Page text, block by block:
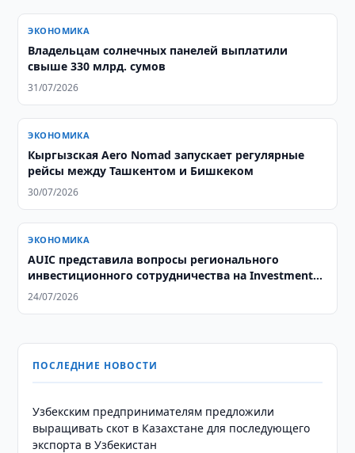
ЭКОНОМИКА
Владельцам солнечных панелей выплатили
свыше 330 млрд. сумов
31/07/2026
ЭКОНОМИКА
Кыргызская Aero Nomad запускает регулярные
рейсы между Ташкентом и Бишкеком
30/07/2026
ЭКОНОМИКА
AUIC представила вопросы регионального
инвестиционного сотрудничества на Investment
Outlook Forum 2026
24/07/2026
ПОСЛЕДНИЕ НОВОСТИ
Узбекским предпринимателям предложили
выращивать скот в Казахстане для последующего
экспорта в Узбекистан